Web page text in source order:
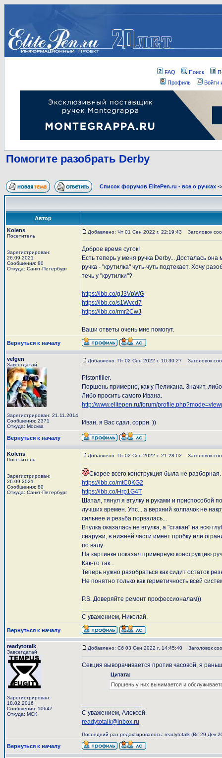
FAQ Поиск
Профиль
Войти
Помогите разобрать Derby
Список форумов ElitePen.ru - все о ручках -
Автор
Kolens
Посетитель
Зарегистрирован:
26.09.2021
Сообщения: 80
Откуда: Санкт-Петербург
Добавлено: Чт 01 Сен 2022 г. 22:19:43 Заголовок
Доброе время суток!
Есть теперь у меня ручка Derby... Досталась
ручка - "крутилка" чуть-чуть подтекает. Хочу
течь у "крутилки"?
https://ibb.co/gJ3VpWG
https://ibb.co/s1Wvcd7
https://ibb.co/rmr2CwJ
Ваши ответы очень мне помогут.
Вернуться к началу
velgen
Завсегдатай
Зарегистрирован: 21.11.2014
Сообщения: 2371
Откуда: Москва
Добавлено: Пт 02 Сен 2022 г. 10:30:27 Заголовок
Pistonfiller.
Поршень примерно, как у Пеликана. Значит,
Либо просить самого Ивана.
http://www.elitepen.ru/forum/
Иван, я Вас сдал, сорри. ))
Вернуться к началу
Kolens
Посетитель
Зарегистрирован:
26.09.2021
Сообщения: 80
Откуда: Санкт-Петербург
Добавлено: Пт 02 Сен 2022 г. 21:28:02 Заголовок
Скорее всего конструкция была не разборная.
https://ibb.co/mtC0KG2
https://ibb.co/Hrp1G4T
Шатал, тянул я втулку и руками и приспособой
лучших времен. Упс... а верхний колпачок не
сильнее и резьба порвалась...
Втулка оказалась не втулка, а "стакан" на всю
снаружи, в нижней части имеет пробку или
по валу.
На картинке показал примерную конструкцию
Как-то так...
Теперь нужно разобраться как сидит остаток
Не понятно только как герметичность всей
P.S. Доверяйте ремонт профессионалам))
С уважением, Николай.
Вернуться к началу
readytotalk
Завсегдатай
Зарегистрирован:
18.02.2016
Сообщения: 10647
Откуда: МСК
Добавлено: Сб 03 Сен 2022 г. 14:45:40 Заголовок
Секция выворачивается против часовой, я
Цитата:
Поршень у них вынимается и
С уважением, Алексей.
readytotalk@inbox.ru
Последний раз редактировалось: readytotalk (Вс 29 Дек
Вернуться к началу